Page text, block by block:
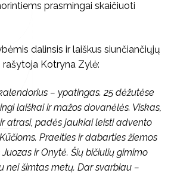
šventės
rinkiniai
folkloro ansambliai
prasmingai skaičiuoti
dalinsis ir laiškus siunčiančiųjų
rašytoja Kotryna Zylė:
– ypatingas. 25 dėžutėse
laiškai ir mažos dovanėlės. Viskas,
atrasi, padės jaukiai leisti advento
Praeities ir dabarties žiemos
ir Onytė. Šių bičiulių gimimo
nei šimtas metų. Dar svarbiau –